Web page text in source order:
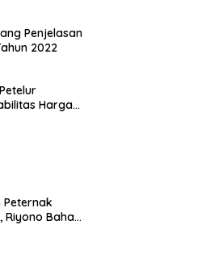
Penjelasan
2022
Harga
Peternak
Riyono Bahas